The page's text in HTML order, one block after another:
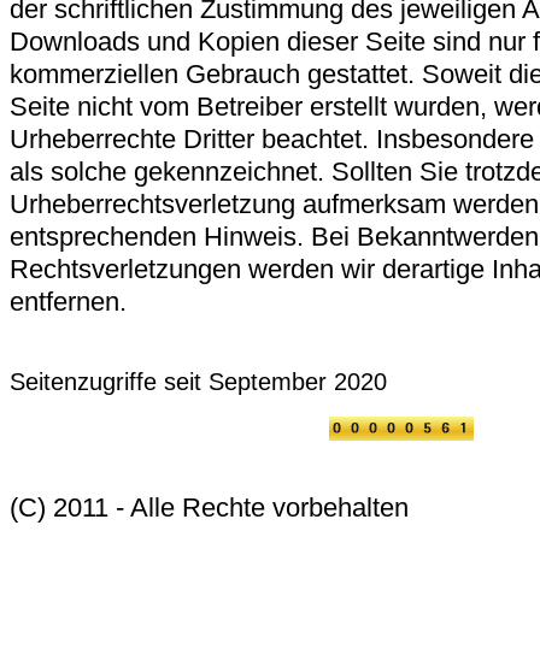
der schriftlichen Zustimmung des jeweiligen
Downloads und Kopien dieser Seite sind nur
kommerziellen Gebrauch gestattet. Soweit
Seite nicht vom Betreiber erstellt wurden,
Urheberrechte Dritter beachtet.
als solche gekennzeichnet. Sollten Sie
Urheberrechtsverletzung aufmerksam
entsprechenden Hinweis. Bei
Rechtsverletzungen werden wir derartige
entfernen.
Seitenzugriffe seit September 2020
(C) 2011 - Alle Rechte vorbehalten